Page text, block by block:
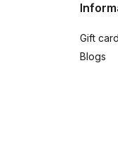
Gift
Blogs